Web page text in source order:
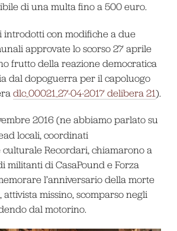
di una multa fino a 500 euro.
introdotti con modifiche a due
approvate lo scorso 27 aprile
frutto della reazione democratica
dal dopoguerra per il capoluogo
dlc_00021_27-04-2017 delibera 21).
2016 (ne abbiamo parlato su
locali, coordinati
culturale Recordari, chiamarono a
militanti di CasaPound e Forza
l’anniversario della morte
attivista missino, scomparso negli
dal motorino.